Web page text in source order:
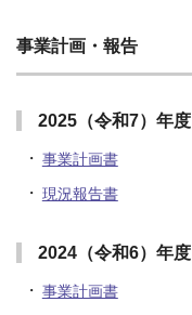
事業計画・報告
2025（令和7）年度
事業計画書
現況報告書
2024（令和6）年度
事業計画書